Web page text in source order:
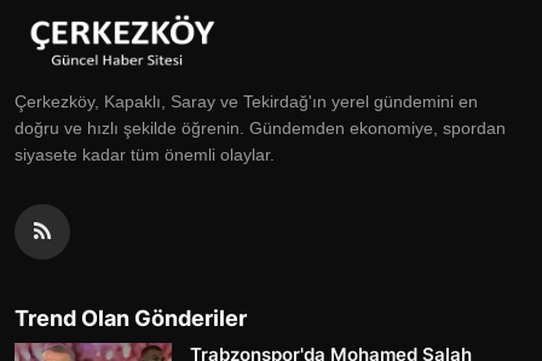
Çerkezköy, Kapaklı, Saray ve Tekirdağ'ın yerel gündemini en
doğru ve hızlı şekilde öğrenin. Gündemden ekonomiye, spordan
siyasete kadar tüm önemli olaylar.
Trend Olan Gönderiler
Trabzonspor'da Mohamed Salah